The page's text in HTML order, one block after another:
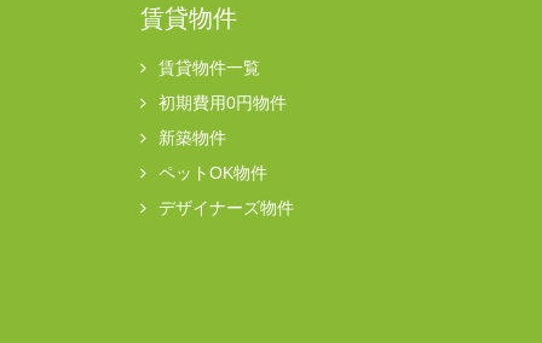
賃貸物件
賃貸物件一覧
初期費用0円物件
新築物件
ペットOK物件
デザイナーズ物件